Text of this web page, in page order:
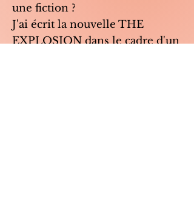
une fiction ?
J'ai écrit la nouvelle THE
EXPLOSION dans le cadre d'un